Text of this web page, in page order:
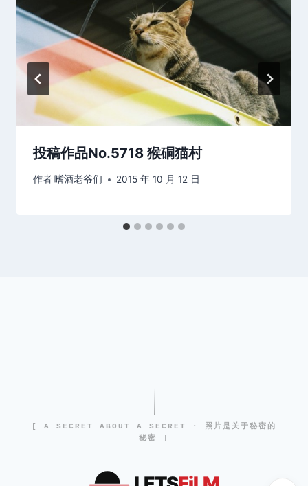
投稿作品No.5718 猴硐猫村
作者嗜酒老爷们 2015 年 10 月 12 日
[ A SECRET ABOUT A SECRET · 照片是关于秘密的
秘密 ]